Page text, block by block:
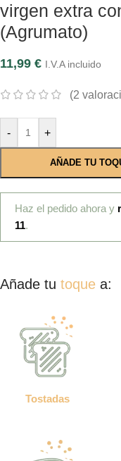
virgen extra
(Agrumato)
11,99 € I.V.A incluido
(2
- +
AÑADE TU
Haz el pedido ahora y
11.
Añade tu toque a:
Tostadas